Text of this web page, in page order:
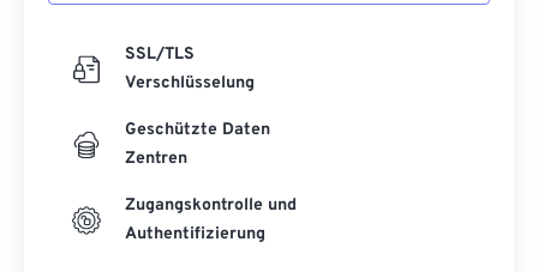
SSL/TLS
Verschlüsselung
Geschützte Daten
Zentren
Zugangskontrolle und
Authentifizierung